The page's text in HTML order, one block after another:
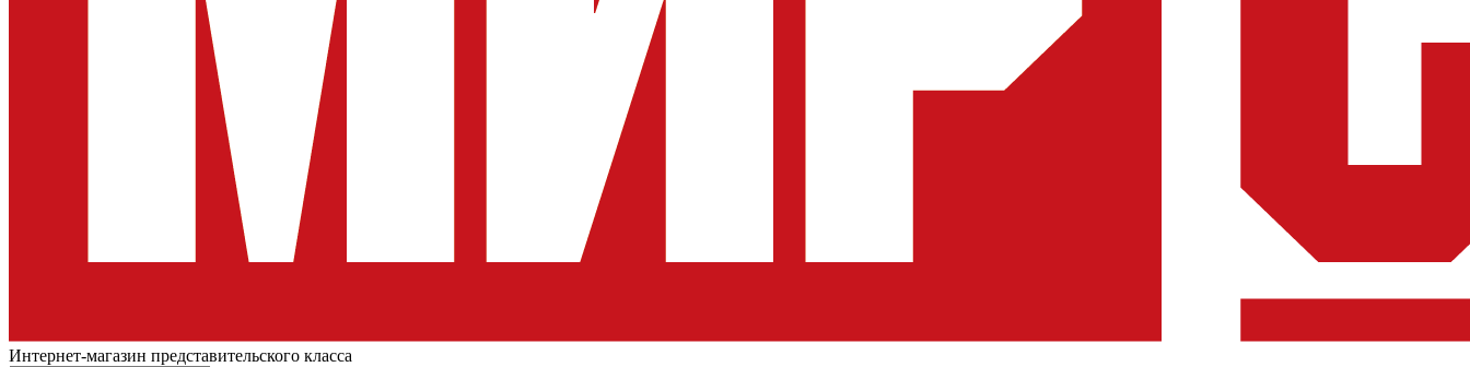
Интернет-магазин представительского класса